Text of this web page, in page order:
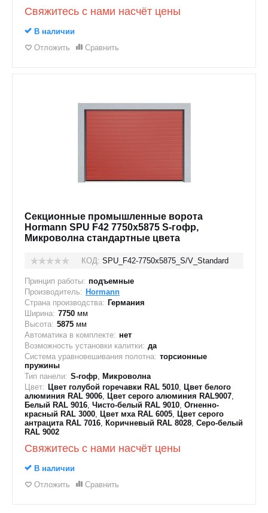
Свяжитесь с нами насчёт цены
В наличии
Отложить
Сравнить
Секционные промышленные ворота
Hormann SPU F42 7750х5875 S-гофр,
Микроволна стандартные цвета
КОД: SPU_F42-7750х5875_S/V_Standard
Принцип работы: подъемные
Производитель: Hormann
Страна производства: Германия
Ширина: 7750 мм
Высота: 5875 мм
Автоматика в комплекте: нет
Возможность установки калитки: да
Система уравновешивания полотна: торсионные
пружины
Тип панели: S-гофр, Микроволна
Цвет: Цвет голубой горечавки RAL 5010, Цвет белого
алюминия RAL 9006, Цвет серого алюминия RAL9007,
Белый RAL 9016, Чисто-белый RAL 9010, Огненно-
красный RAL 3000, Цвет мха RAL 6005, Цвет серого
антрацита RAL 7016, Коричневый RAL 8028, Серо-белый
RAL 9002
Свяжитесь с нами насчёт цены
В наличии
Отложить
Сравнить